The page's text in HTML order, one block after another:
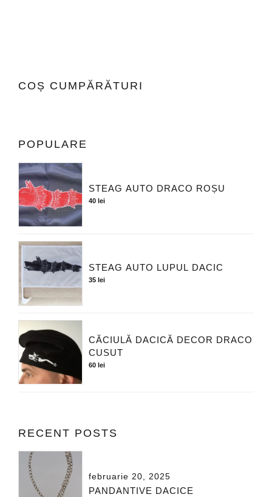
COȘ CUMPĂRĂTURI
POPULARE
STEAG AUTO DRACO ROȘU
40 lei
STEAG AUTO LUPUL DACIC
35lei
CĂCIULĂ DACICĂ DECOR DRACO
CUSUT
60 lei
RECENT POSTS
februarie 20, 2025
PANDANTIVE DACICE